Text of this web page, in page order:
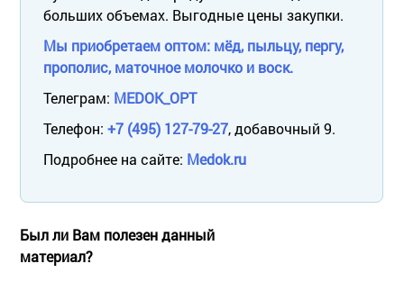
больших объемах. Выгодные цены закупки.
Мы приобретаем оптом: мёд, пыльцу, пергу,
прополис, маточное молочко и воск.
Телеграм: MEDOK_OPT
Телефон: +7 (495) 127-79-27, добавочный 9.
Подробнее на сайте: Medok.ru
Был ли Вам полезен данный
материал?